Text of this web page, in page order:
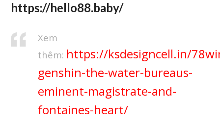
https://hello88.baby/
Xem
thêm: https://ksdesigncell.in/
genshin-the-water-bureaus-
eminent-magistrate-and-
fontaines-heart/